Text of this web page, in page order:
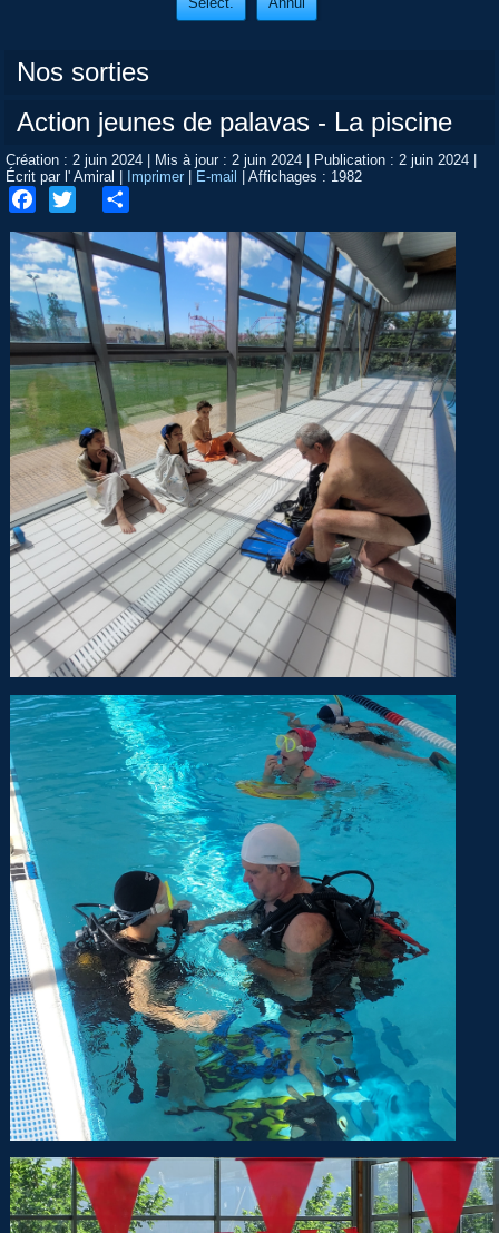
Nos sorties
Action jeunes de palavas - La piscine
Création : 2 juin 2024 | Mis à jour : 2 juin 2024 | Publication : 2 juin 2024 |
Écrit par l' Amiral | Imprimer | E-mail |Affichages : 1982